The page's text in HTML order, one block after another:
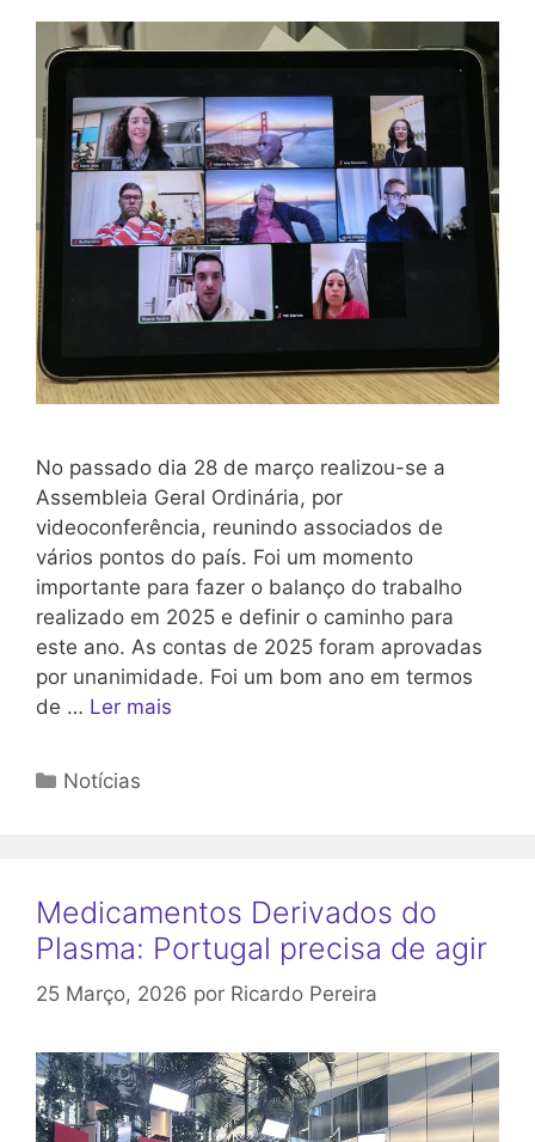
No passado dia 28 de março realizou-se a
Assembleia Geral Ordinária, por
videoconferência, reunindo associados de
vários pontos do país. Foi um momento
importante para fazer o balanço do trabalho
realizado em 2025 e definir o caminho para
este ano. As contas de 2025 foram aprovadas
por unanimidade. Foi um bom ano em termos
de … Ler mais
Categorias
Notícias
Medicamentos Derivados do
Plasma: Portugal precisa de agir
25 Março, 2026 por Ricardo Pereira